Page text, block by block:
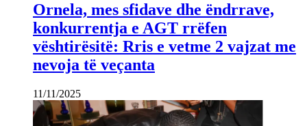
Ornela, mes sfidave dhe ëndrrave,
konkurrentja e AGT rrëfen
vështirësitë: Rris e vetme 2 vajzat me
nevoja të veçanta
11/11/2025